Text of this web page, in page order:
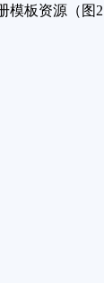
模板资源（图